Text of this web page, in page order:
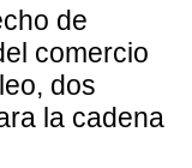
de
comercio
dos
la cadena